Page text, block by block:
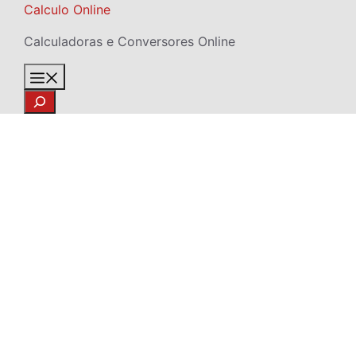
Skip
content
Calculo Online
Calculadoras e Conversores Online
Search